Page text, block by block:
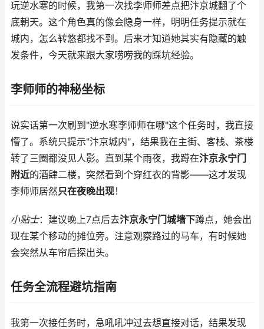
玩逆水寒的时候，我第一次找李师师差点把汴京城翻了个
底朝天。这个角色真的像会隐身一样，明明任务提示就在
城内，怎么转悠都找不到。后来才知道她其实有隐藏的触
发条件，今天就来跟大家唠唠我的踩坑经验。
李师师的神秘坐标
说实话第一次刷到"逆水寒李师师在哪"这个任务时，我直接
懵了。系统只提示"汴京城内"，结果我在主街、客栈、茶楼
转了三圈都没见人影。直到某个雨夜，我蹲在汴京永宁门
附近的酒肆二楼，突然看到个穿红衣的背影——这才发现
李师师居然只在夜晚出现！
小贴士：建议晚上7点后去汴京永宁门城墙下蹲点，她会出
现在某个移动的摊位旁。注意观察路过的马车，有时候她
会突然从车帘后探出头。
任务全流程避坑指南
我第一次接任务时，急吼吼冲过去想直接对话，结果发现